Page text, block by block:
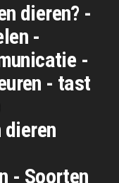
dieren? -
-
-
- tast
- Soorten